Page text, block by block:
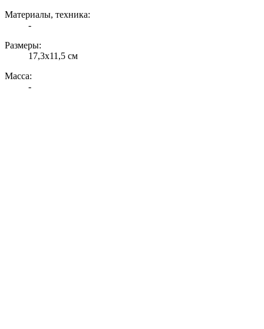
Материалы, техника:
-
Размеры:
17,3х11,5 см
Масса:
-